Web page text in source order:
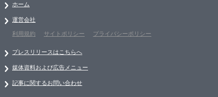
ホーム
運営会社
利用規約
サイトポリシー プライバシーポリシー
プレスリリースはこちらへ
媒体資料および広告メニュー
記事に関するお問い合わせ